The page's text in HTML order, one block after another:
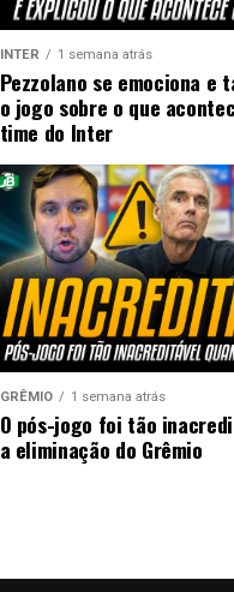
INTER 1 semana atrás
Pezzolano se emociona e
o jogo sobre o que
time do Inter
GRÊMIO 1 semana atrás
O pós-jogo foi tão
a eliminação do Grêmio